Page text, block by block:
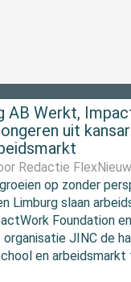
AB Werkt,
uit
Redactie
op zonder
Limburg slaan
Foundation en
JINC de
en arbeidsmarkt